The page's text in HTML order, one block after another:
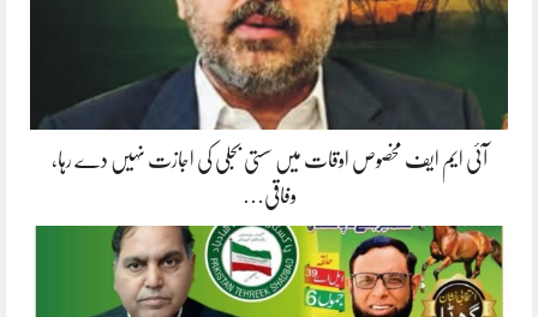
آئی ایم ایف مخصوص اوقات میں سستی بجلی کی اجازت نہیں دے رہا،
وفاقی…